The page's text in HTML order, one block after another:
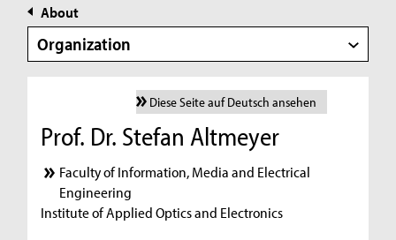
About
Organization
Diese Seite auf Deutsch ansehen
Prof. Dr. Stefan Altmeyer
Faculty of Information, Media and Electrical
Engineering
Institute of Applied Optics and Electronics